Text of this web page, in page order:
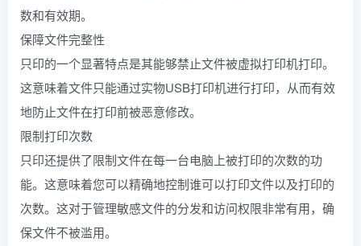
数和有效期。
保障文件完整性
只印的一个显著特点是其能够禁止文件被虚拟打印机打印。
这意味着文件只能通过实物USB打印机进行打印，从而有效
地防止文件在打印前被恶意修改。
限制打印次数
只印还提供了限制文件在每一台电脑上被打印的次数的功
能。这意味着您可以精确地控制谁可以打印文件以及打印的
次数。这对于管理敏感文件的分发和访问权限非常有用，确
保文件不被滥用。